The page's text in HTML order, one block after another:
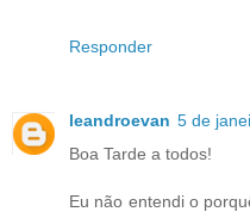
Responder
leandroevan 5 de
Boa Tarde a todos!
Eu não entendi o